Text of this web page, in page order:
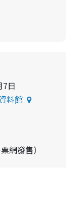
日
料館
網發售）